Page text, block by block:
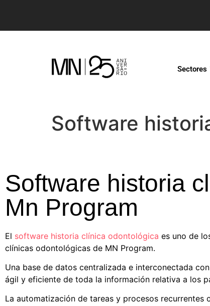
Sectores
Software
Software historia
Mn Program
El software historia clínica odontológica es uno de
clínicas odontológicas de MN Program.
Una base de datos centralizada e interconectada
ágil y eficiente de toda la información relativa a los
La automatización de tareas y procesos